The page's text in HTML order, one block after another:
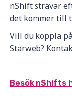
nShift strävar
det kommer till
Vill du koppla
Starweb?
Besök nShifts